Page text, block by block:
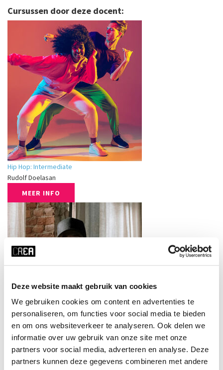
Deze website maakt gebruik van cookies
We gebruiken cookies om content en advertenties te
personaliseren, om functies voor social media te bieden
en om ons websiteverkeer te analyseren. Ook delen we
informatie over uw gebruik van onze site met onze
partners voor social media, adverteren en analyse. Deze
partners kunnen deze gegevens combineren met andere
Cursussen door deze docent:
Hip Hop: Intermediate
Rudolf Doelasan
MEER INFO
Hip Hop: Popping & Locking
Rudolf Doelasan